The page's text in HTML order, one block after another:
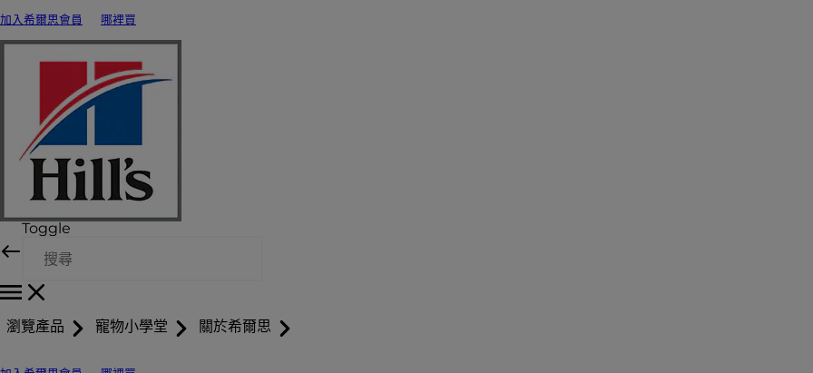
加入希爾思會員 哪裡買
Toggle
瀏覽產品 寵物小學堂 關於希爾思